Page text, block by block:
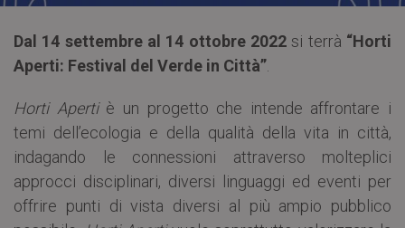
Dal 14 settembre al 14 ottobre 2022 si terrà “Horti
Aperti: Festival del Verde in Città”
Horti Apertiè un progetto che intende affrontare i
temi dell’ecologia e della qualità della vita in città,
indagando le connessioni attraverso molteplici
approcci disciplinari, diversi linguaggi ed eventi per
offrire punti di vista diversi al più ampio pubblico